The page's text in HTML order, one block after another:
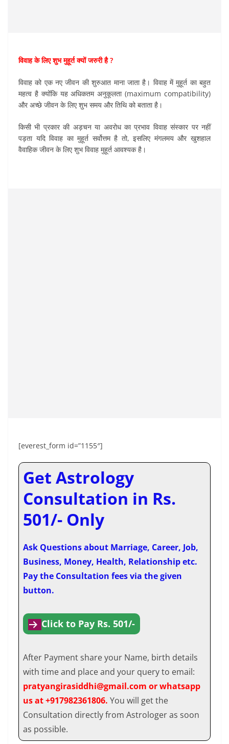
विवाह के लिए शुभ मुहूर्त क्यों जरुरी है ?
विवाह को एक नए जीवन की शुरुआत माना जाता है। विवाह में मुहूर्त का बहुत
महत्व है क्योंकि यह अधिकतम अनुकूलता (maximum compatibility)
और अच्छे जीवन के लिए शुभ समय और तिथि को बताता है।
किसी भी प्रकार की अड़चन या अवरोध का प्रभाव विवाह संस्कार पर नहीं
पड़ता यदि विवाह का मुहूर्त सर्वोत्तम है तो, इसलिए मंगलमय और खुशहाल
वैवाहिक जीवन के लिए शुभ विवाह मुहूर्त आवश्यक है।
[everest_form id=”1155″]
Get Astrology
Consultation in Rs.
501/- Only
Ask Questions about Marriage, Career, Job,
Business, Money, Health, Relationship etc.
Pay the Consultation fees via the given
button.
Click to Pay Rs. 501/-
After Payment share your Name, birth details
with time and place and your query to email:
pratyangirasiddhi@gmail.com or whatsapp
us at +917982361806. You will get the
Consultation directly from Astrologer as soon
as possible.